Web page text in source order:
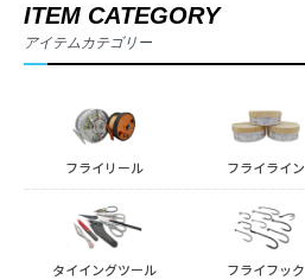
ITEM CATEGORY
アイテムカテゴリー
フライリール フライライン
タイイングツール フライフック